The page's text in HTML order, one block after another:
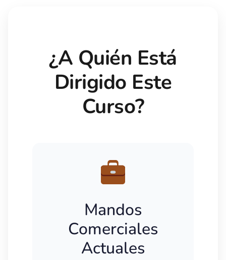
¿A Quién Está
Dirigido Este
Curso?
Mandos
Comerciales
Actuales